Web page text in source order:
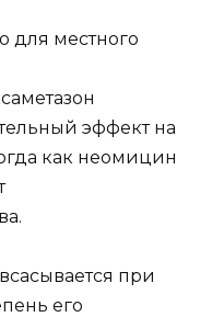
для местного
эффект на
как неомицин
при
его